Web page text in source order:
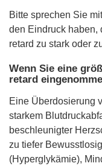
Bitte sprechen Sie
den Eindruck haben,
retard zu stark oder
Wenn Sie eine
retard
Eine Überdosierung
starkem
beschleunigter
zu tiefer
(Hyperglykämie),